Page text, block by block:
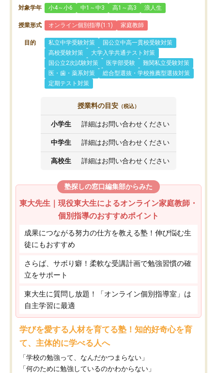
対象学年 小4～小6 中1～中3 高1～高3 浪人生
授業形式 オンライン個別指導(1:1) 家庭教師
目的 私立中学受験対策
国公立中高一貫校受験対策
高校受験対策
大学入学共通テスト対策
国公立2次試験対策
医学部受験
難関私立受験対策
医・歯・薬系対策
総合型選抜・学校推薦型選抜対策
定期テスト対策
授業料の目安 （税込）
小学生 詳細はお問い合わせください
中学生 詳細はお問い合わせください
高校生 詳細はお問い合わせください
塾探しの窓口編集部からみた
東大先生｜現役東大生によるオンライン家庭教師・
個別指導のおすすめポイント
成果につながる努力の仕方を教える塾！伸び悩む生
徒にもおすすめ
さらば、サボり癖！柔軟な受講計画で勉強習慣の確
立をサポート
東大生に質問し放題！「オンライン個別指導室」は
自主学習に最適
学びを愛する人材を育てる塾！知的好奇心を育
て、主体的に学べる人へ
「学校の勉強って、なんだかつまらない」
「何のために勉強しているのかわからない」